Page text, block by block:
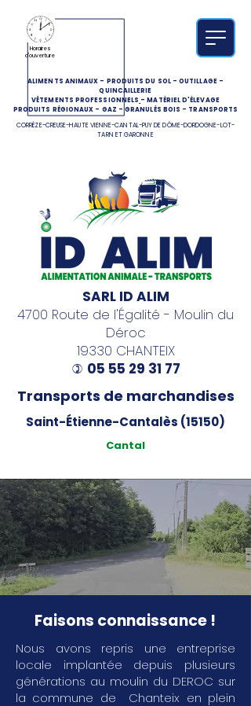
ALIMENTS ANIMAUX - PRODUITS DU SOL-OUTILLAGE-
QUINCAILLERIE
VÊTEMENTS PROFESSIONNELS -MATÉRIEL D'ÉLEVAGE
PRODUITS RÉGIONAUX - GAZ -GRANULÉS BOIS - TRANSPORTS
CORRÈZE-CREUSE-HAUTE VIENNE-CANTAL-PUY DE DÔME-DORDOGNE-LOT-
TARN ET GARONNE
Horaires
d'ouverture
SARL ID ALIM
4700 Route de l'Égalité - Moulin du
Déroc
19330 CHANTEIX
) 05 55 29 31 77
Transports de marchandises
Saint-Étienne-Cantalès (15150)
Cantal
Faisons connaissance !
Nous avons repris une entreprise
locale implantée depuis plusieurs
générations au moulin du DEROC sur
la commune de Chanteix en plein